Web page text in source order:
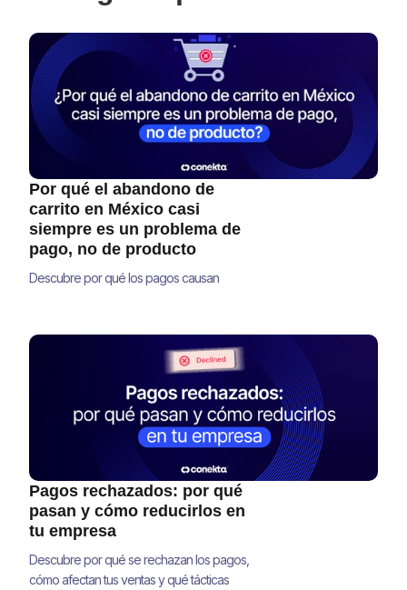
Por qué el abandono de
carrito en México casi
siempre es un problema de
pago, no de producto
Descubre por qué los pagos causan
y aumentar tu conversión
Pagos rechazados: por qué
pasan y cómo reducirlos en
tu empresa
Descubre por qué se rechazan los pagos,
cómo afectan tus ventas y qué tácticas